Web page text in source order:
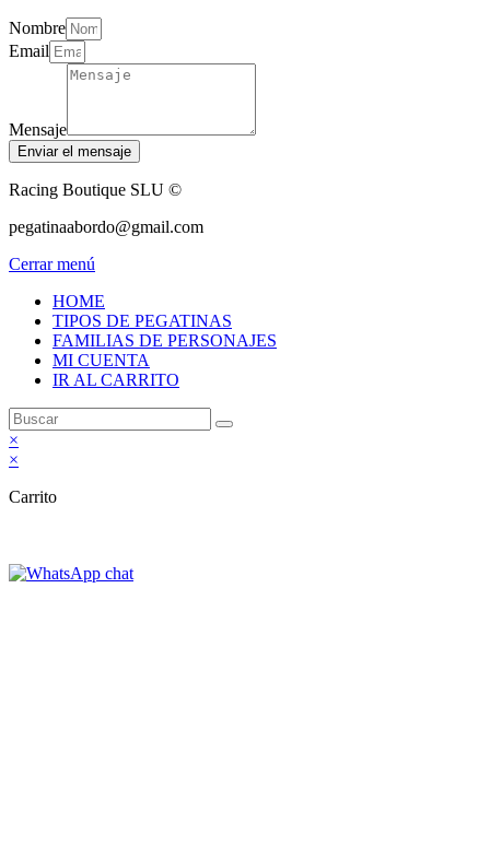
Nombre
Email
Mensaje
Enviar el mensaje
Racing Boutique SLU ©
pegatinaabordo@gmail.com
Cerrar menú
HOME
TIPOS DE PEGATINAS
FAMILIAS DE PERSONAJES
MI CUENTA
IR AL CARRITO
×
×
Carrito